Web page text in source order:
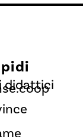
didattici